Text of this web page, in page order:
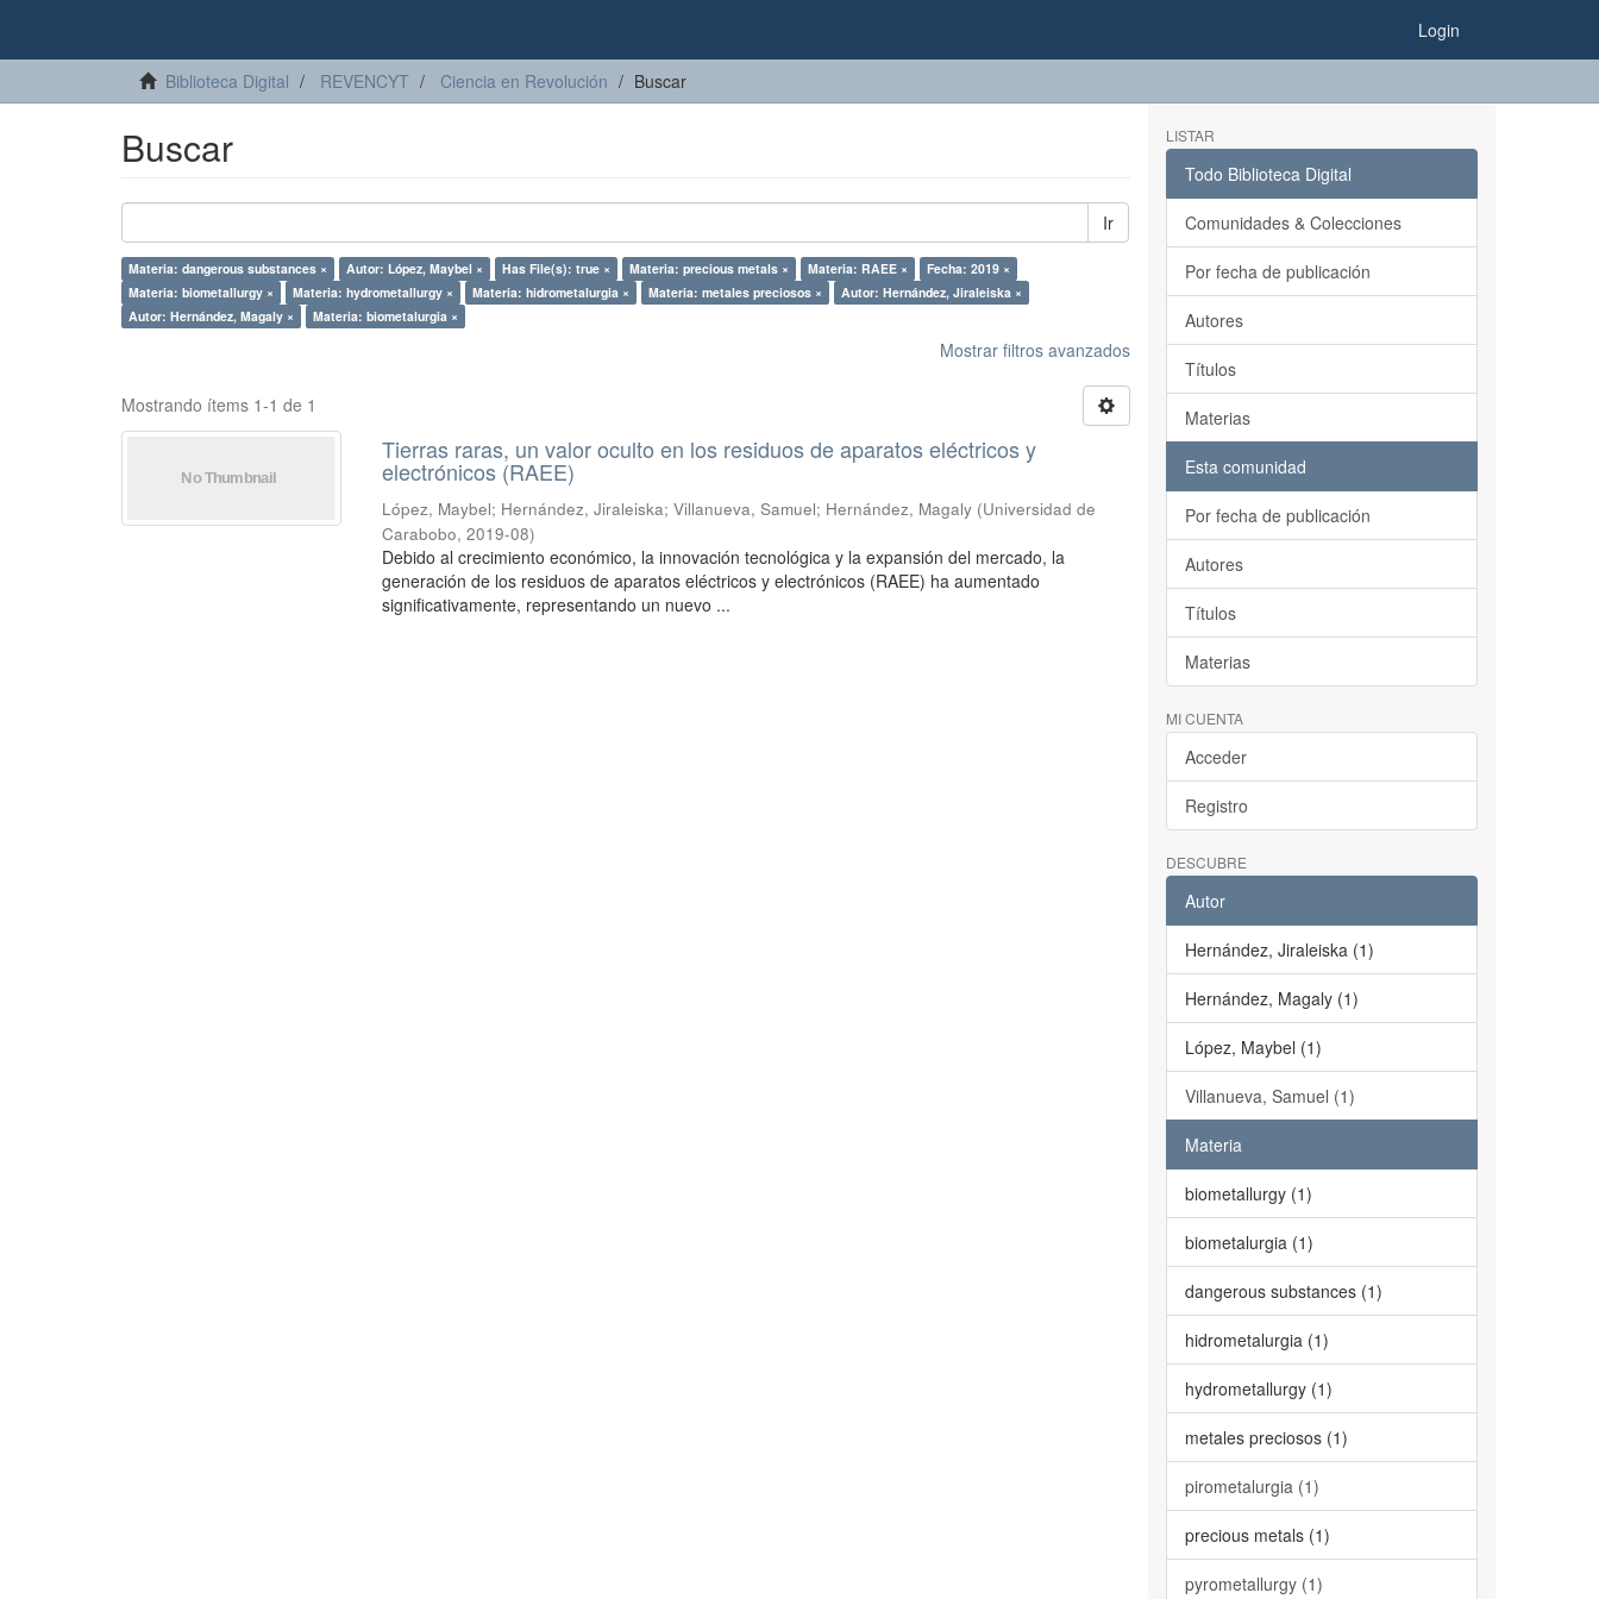
Login
Biblioteca Digital REVENCYT Ciencia en Revolución Buscar
Buscar
Ir
Materia: dangerous substances × Autor: López, Maybel × Has File(s): true × Materia: precious metals × Materia: RAEE ×
Fecha: 2019 ×
Materia: biometallurgy ×
Materia: hydrometallurgy × Materia: hidrometalurgia × Materia: metales preciosos ×
Autor: Hernández, Jiraleiska ×
Autor: Hernández, Magaly ×
Materia: biometalurgia ×
Mostrar filtros avanzados
Mostrando ítems 1-1 de 1
Tierras raras, un valor oculto en los residuos de aparatos eléctricos y
electrónicos (RAEE)
López, Maybel; Hernández, Jiraleiska;Villanueva, Samuel; Hernández, Magaly (Universidad de
Carabobo,2019-08)
Debido al crecimiento económico, la innovación tecnológica y la expansión del mercado, la
generación de los residuos de aparatos eléctricos y electrónicos (RAEE) ha aumentado
significativamente, representando un nuevo ...
LISTAR
Todo Biblioteca Digital
Comunidades & Colecciones
Por fecha de publicación
Autores
Títulos
Materias
Esta comunidad
Por fecha de publicación
Autores
Títulos
Materias
MI CUENTA
Acceder
Registro
DESCUBRE
Autor
Hernández, Jiraleiska (1)
Hernández, Magaly (1)
López, Maybel (1)
Villanueva, Samuel (1)
Materia
biometallurgy (1)
biometalurgia (1)
dangerous substances (1)
hidrometalurgia (1)
hydrometallurgy (1)
metales preciosos (1)
pirometalurgia (1)
precious metals (1)
pyrometallurgy (1)